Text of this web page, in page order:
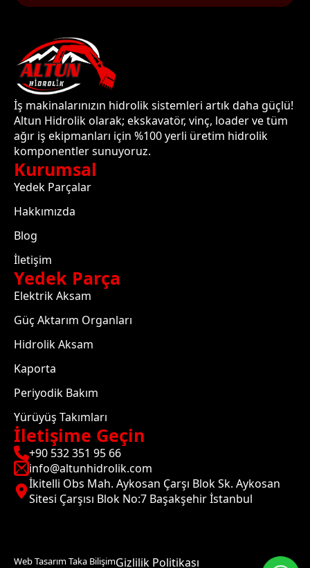
İş makinalarınızın hidrolik sistemleri artık daha güçlü!
Altun Hidrolik olarak; ekskavatör, vinç, loader ve tüm
ağır iş ekipmanları için %100 yerli üretim hidrolik
komponentler sunuyoruz.
Kurumsal
Yedek Parçalar
Hakkımızda
Blog
İletişim
Yedek Parça
Elektrik Aksam
Güç Aktarım Organları
Hidrolik Aksam
Kaporta
Periyodik Bakım
Yürüyüş Takımları
İletişime Geçin
+90 532 351 95 66
info@altunhidrolik.com
İkitelli Obs Mah. Aykosan Çarşı Blok Sk. Aykosan
Sitesi Çarşısı Blok No:7 Başakşehir İstanbul
Web Tasarım Taka BilişimGizlilik Politikası